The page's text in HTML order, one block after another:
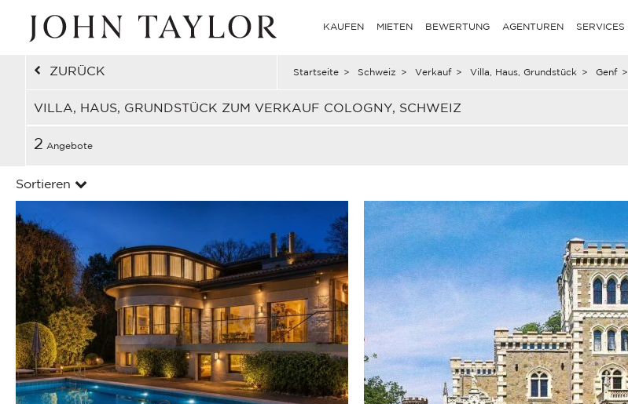
KAUFEN MIETEN BEWERTUNG AGENTUREN SERVICES
ZURÜCK Startseite > Schweiz > Verkauf > Villa, Haus, Grundstück > Genf >
VILLA, HAUS, GRUNDSTÜCK ZUM VERKAUF COLOGNY, SCHWEIZ
2 Angebote
Sortieren